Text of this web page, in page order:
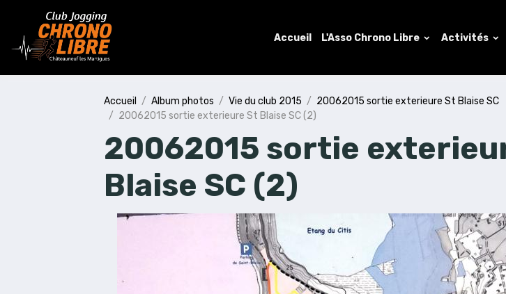
Accueil L'Asso Chrono Libre Activités
Accueil Album photos Vie du club 2015
20062015 sortie exterieure St Blaise SC
20062015 sortie exterieure St Blaise SC (2)
20062015 sortie
Blaise SC (2)